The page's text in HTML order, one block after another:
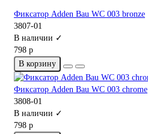
Фиксатор Adden Bau WC 003 bronze
3807-01
В наличии ✓
798 р
В корзину
Фиксатор Adden Bau WC 003 chrome
3808-01
В наличии ✓
798 р